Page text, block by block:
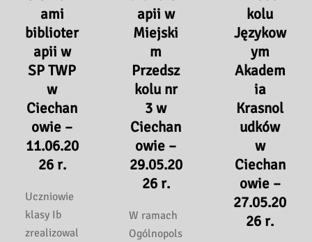
ami
biblioter
apii w
SP TWP
w
Ciechan
owie –
11.06.20
26 r.
Uczniowie
klasy Ib
zrealizowal
apii w
Miejski
m
Przedsz
kolu nr
3 w
Ciechan
owie –
29.05.20
26 r.
W ramach
Ogólnopols
kolu
Językow
ym
Akadem
ia
Krasnol
udków
w
Ciechan
owie –
27.05.20
26 r.